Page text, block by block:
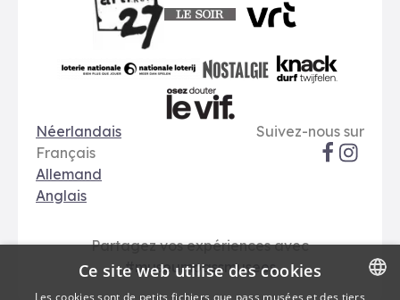
Art 27
Nostalgie
Options de langue
Néerlandais
Français
Allemand
Anglais
Réseaux
Suivez-nous sur
Partagez vos expériences avec
#museumpassmusees
Ce site web utilise des cookies
Les cookies sont de petits fichiers que pass musées et des tiers